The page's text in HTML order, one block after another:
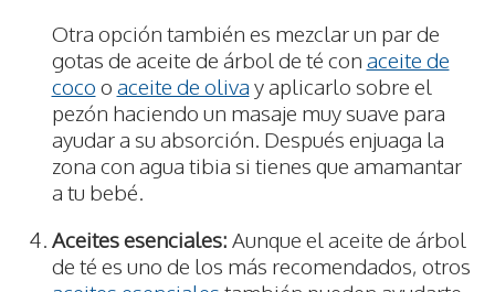
Otra opción también es mezclar un par de
gotas de aceite de árbol de té con aceite de
coco o aceite de oliva y aplicarlo sobre el
pezón haciendo un masaje muy suave para
ayudar a su absorción. Después enjuaga la
zona con agua tibia si tienes que amamantar
a tu bebé.
Aceites esenciales: Aunque el aceite de árbol
de té es uno de los más recomendados, otros